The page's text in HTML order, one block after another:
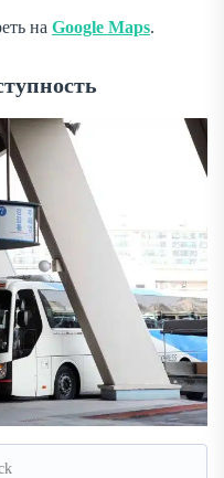
на Google Maps.